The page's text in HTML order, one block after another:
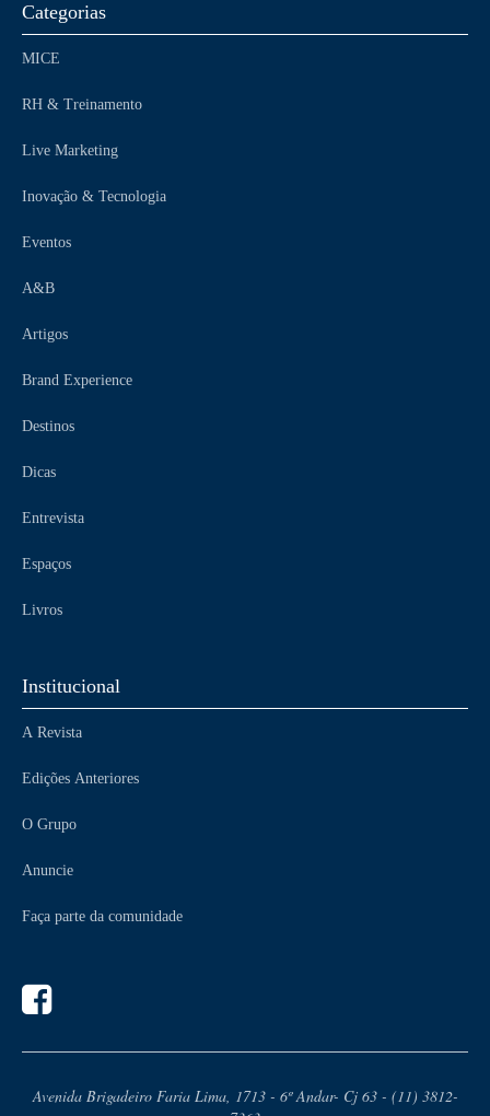
Categorias
MICE
RH & Treinamento
Live Marketing
Inovação & Tecnologia
Eventos
A&B
Artigos
Brand Experience
Destinos
Dicas
Entrevista
Espaços
Livros
Institucional
A Revista
Edições Anteriores
O Grupo
Anuncie
Faça parte da comunidade
Avenida Brigadeiro Faria Lima, 1713 - 6º Andar- Cj 63 - (11) 3812-